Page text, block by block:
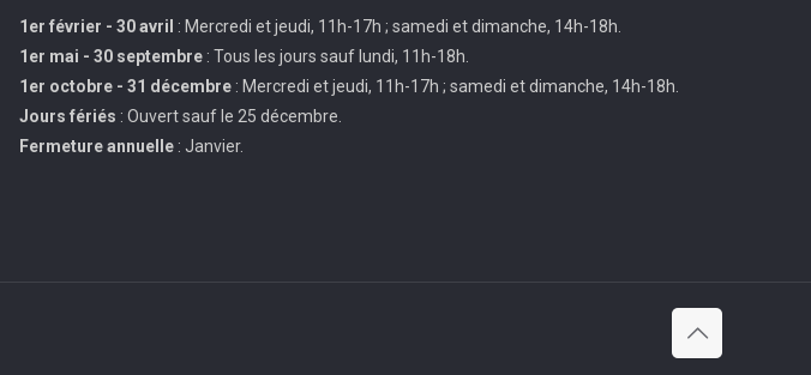
1er février - 30 avril : Mercredi et jeudi, 11h-17h ; samedi et dimanche, 14h-18h.
1er mai - 30 septembre : Tous les jours sauf lundi, 11h-18h.
1er octobre - 31 décembre : Mercredi et jeudi, 11h-17h ; samedi et dimanche, 14h-18h.
Jours fériés : Ouvert sauf le 25 décembre.
Fermeture annuelle : Janvier.